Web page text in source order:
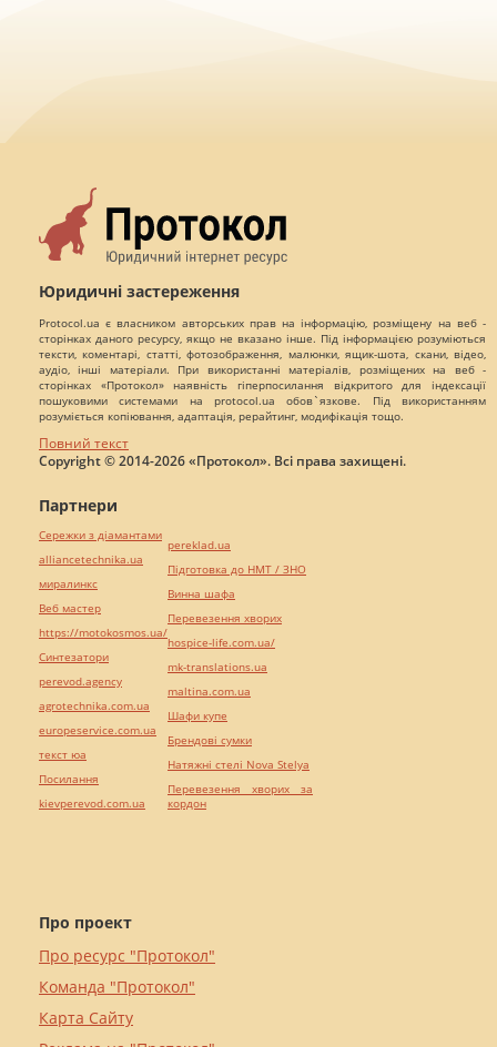
Юридичні застереження
Protocol.ua є власником авторських прав на інформацію, розміщену на веб -
сторінках даного ресурсу, якщо не вказано інше. Під інформацією розуміються
тексти, коментарі, статті, фотозображення, малюнки, ящик-шота, скани, відео,
аудіо, інші матеріали. При використанні матеріалів, розміщених на веб -
сторінках «Протокол» наявність гіперпосилання відкритого для індексації
пошуковими системами на protocol.ua обов`язкове. Під використанням
розуміється копіювання, адаптація, рерайтинг, модифікація тощо.
Повний текст
Copyright © 2014-2026 «Протокол». Всі права захищені.
Про проект
Про ресурс "Протокол"
Команда "Протокол"
Карта Сайту
Партнери
Сережки з діамантами
alliancetechnika.ua
миралинкс
Веб мастер
https://motokosmos.ua/
Синтезатори
perevod.agency
agrotechnika.com.ua
europeservice.com.ua
текст юа
Посилання
kievperevod.com.ua
pereklad.ua
Підготовка до НМТ / ЗНО
Винна шафа
Перевезення хворих
hospice-life.com.ua/
mk-translations.ua
maltina.com.ua
Шафи купе
Брендові сумки
Натяжні стелі Nova Stelya
Перевезення хворих за
кордон